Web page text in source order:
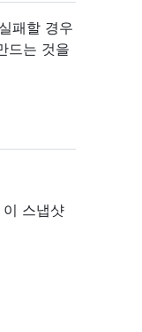
패할 경우
드는 것을
스냅샷